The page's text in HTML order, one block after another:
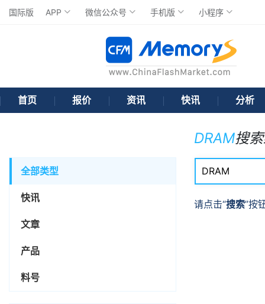
国际版 APP 微信公众号 手机版 小程序
首页 报价 资讯 快讯 分析
全部类型
快讯
文章
产品
料号
DRAM搜
请点击“搜索”按